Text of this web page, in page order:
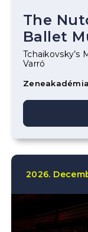
The
Ballet
Tchaikovsky’s
Varró
2026.